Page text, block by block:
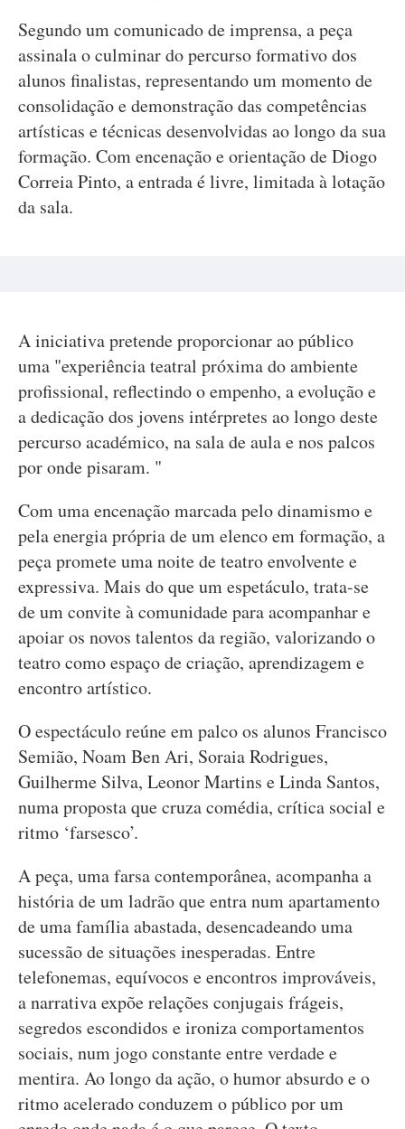
Segundo um comunicado de imprensa, a peça
assinala o culminar do percurso formativo dos
alunos finalistas, representando um momento de
consolidação e demonstração das competências
artísticas e técnicas desenvolvidas ao longo da sua
formação. Com encenação e orientação de Diogo
Correia Pinto, a entrada é livre, limitada à lotação
da sala.
A iniciativa pretende proporcionar ao público
uma "experiência teatral próxima do ambiente
profissional, reflectindo o empenho, a evolução e
a dedicação dos jovens intérpretes ao longo deste
percurso académico, na sala de aula e nos palcos
por onde pisaram. "
Com uma encenação marcada pelo dinamismo e
pela energia própria de um elenco em formação, a
peça promete uma noite de teatro envolvente e
expressiva. Mais do que um espetáculo, trata-se
de um convite à comunidade para acompanhar e
apoiar os novos talentos da região, valorizando o
teatro como espaço de criação, aprendizagem e
encontro artístico.
O espectáculo reúne em palco os alunos Francisco
Semião, Noam Ben Ari, Soraia Rodrigues,
Guilherme Silva, Leonor Martins e Linda Santos,
numa proposta que cruza comédia, crítica social e
ritmo ‘farsesco’.
A peça, uma farsa contemporânea, acompanha a
história de um ladrão que entra num apartamento
de uma família abastada, desencadeando uma
sucessão de situações inesperadas. Entre
telefonemas, equívocos e encontros improváveis,
a narrativa expõe relações conjugais frágeis,
segredos escondidos e ironiza comportamentos
sociais, num jogo constante entre verdade e
mentira. Ao longo da ação, o humor absurdo e o
ritmo acelerado conduzem o público por um